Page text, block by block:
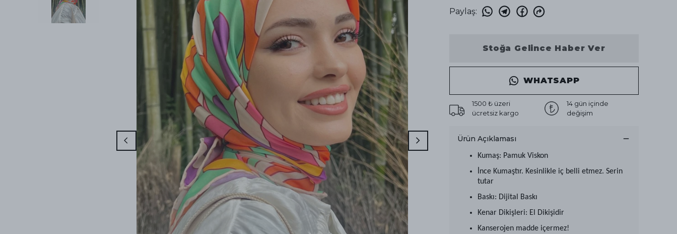
Paylaş:
Stoğa Gelince Haber Ver
WHATSAPP
1500 ₺ üzeri
ücretsiz kargo
14 gün içinde
değişim
Ürün Açıklaması
Kumaş: Pamuk Viskon
İnce Kumaştır. Kesinlikle iç belli etmez. Serin
tutar
Baskı: Dijital Baskı
Kenar Dikişleri: El Dikişidir
Kanserojen madde içermez!